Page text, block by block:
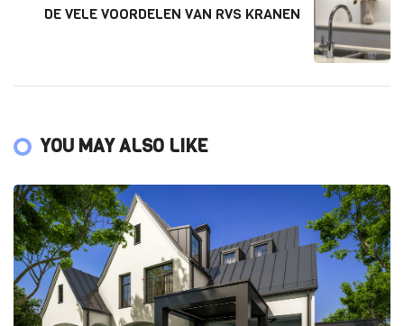
DE VELE VOORDELEN VAN RVS KRANEN
YOU MAY ALSO LIKE